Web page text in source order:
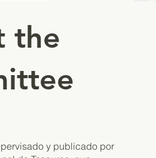
y publicado por
the